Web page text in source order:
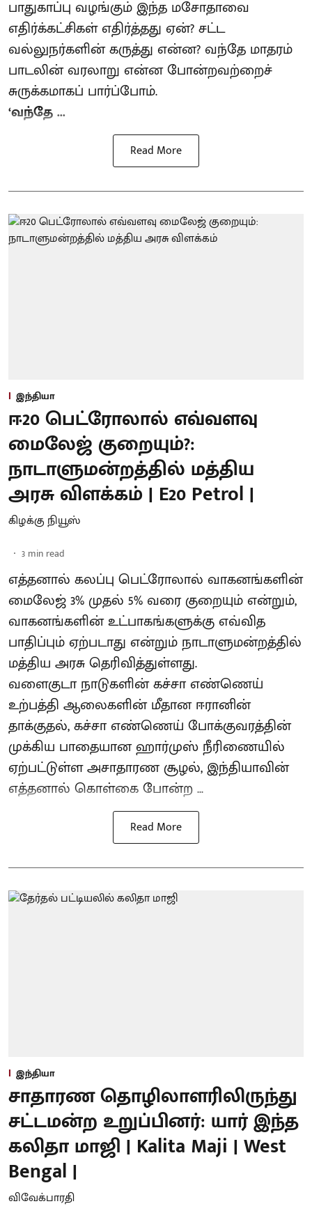
பாதுகாப்பு வழங்கும் இந்த மசோதாவை
எதிர்க்கட்சிகள் எதிர்த்தது ஏன்? சட்ட
வல்லுநர்களின் கருத்து என்ன? வந்தே மாதரம்
பாடலின் வரலாறு என்ன போன்றவற்றைச்
சுருக்கமாகப் பார்ப்போம்.
‘வந்தே ...
Read More
இந்தியா
ஈ20 பெட்ரோலால் எவ்வளவு
மைலேஜ் குறையும்?:
நாடாளுமன்றத்தில் மத்திய
அரசு விளக்கம் | E20 Petrol |
கிழக்கு நியூஸ்
3 min read
எத்தனால் கலப்பு பெட்ரோலால் வாகனங்களின்
மைலேஜ் 3% முதல் 5% வரை குறையும் என்றும்,
வாகனங்களின் உட்பாகங்களுக்கு எவ்வித
பாதிப்பும் ஏற்படாது என்றும் நாடாளுமன்றத்தில்
மத்திய அரசு தெரிவித்துள்ளது.
வளைகுடா நாடுகளின் கச்சா எண்ணெய்
உற்பத்தி ஆலைகளின் மீதான ஈரானின்
தாக்குதல், கச்சா எண்ணெய் போக்குவரத்தின்
முக்கிய பாதையான ஹார்முஸ் நீரிணையில்
ஏற்பட்டுள்ள அசாதாரண சூழல், இந்தியாவின்
எத்தனால் கொள்கை போன்ற ...
Read More
இந்தியா
சாதாரண தொழிலாளரிலிருந்து
சட்டமன்ற உறுப்பினர்: யார் இந்த
கலிதா மாஜி | Kalita Maji | West
Bengal |
விவேக்பாரதி